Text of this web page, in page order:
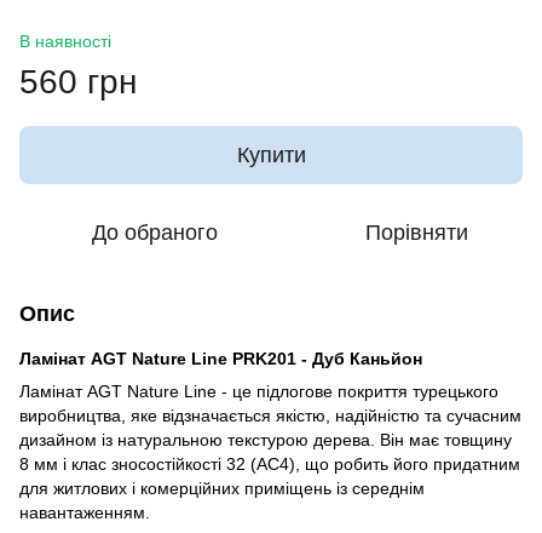
В наявності
560 грн
Купити
До обраного Порівняти
Опис
Ламінат AGT Nature Line PRK201 - Дуб Каньйон
Ламінат AGT Nature Line - це підлогове покриття турецького
виробництва, яке відзначається якістю, надійністю та сучасним
дизайном із натуральною текстурою дерева. Він має товщину
8 мм і клас зносостійкості 32 (АС4), що робить його придатним
для житлових і комерційних приміщень із середнім
навантаженням.